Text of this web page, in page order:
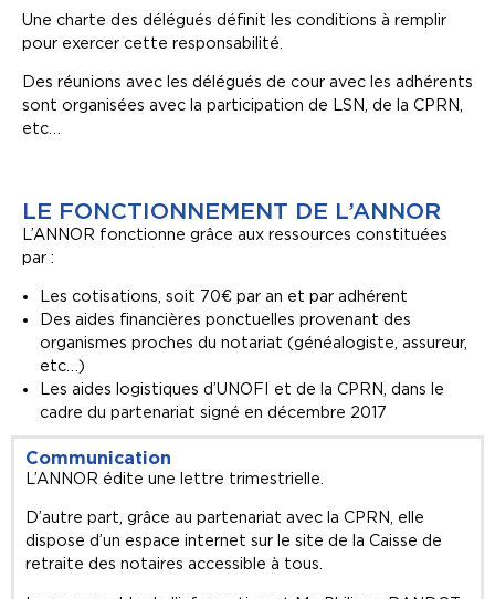
Une charte des délégués définit les conditions à remplir
pour exercer cette responsabilité.
Des réunions avec les délégués de cour avec les adhérents
sont organisées avec la participation de LSN, de la CPRN,
etc…
LE FONCTIONNEMENT DE L’ANNOR
L’ANNOR fonctionne grâce aux ressources constituées
par :
Les cotisations, soit 70€ par an et par adhérent
Des aides financières ponctuelles provenant des
organismes proches du notariat (généalogiste, assureur,
etc…)
Les aides logistiques d’UNOFI et de la CPRN, dans le
cadre du partenariat signé en décembre 2017
Communication
L’ANNOR édite une lettre trimestrielle.
D’autre part, grâce au partenariat avec la CPRN, elle
dispose d’un espace internet sur le site de la Caisse de
retraite des notaires accessible à tous.